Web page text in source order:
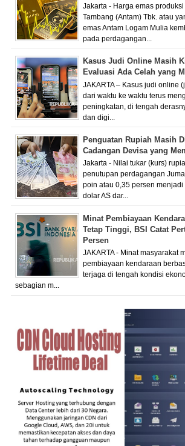
Jakarta - Harga emas produksi
Tambang (Antam) Tbk. atau
emas Antam Logam Mulia
pada perdagangan...
Kasus Judi Online Masih
Evaluasi Ada Celah yang
JAKARTA – Kasus judi online
dari waktu ke waktu terus
peningkatan, di tengah
dan digi...
Penguatan Rupiah Masih
Cadangan Devisa yang
Jakarta - Nilai tukar (kurs)
penutupan perdagangan
poin atau 0,35 persen
dolar AS dar...
Minat Pembiayaan
Tetap Tinggi, BSI Catat
Persen
JAKARTA - Minat masyarakat
pembiayaan kendaraan
terjaga di tengah kondisi
sebagian m...